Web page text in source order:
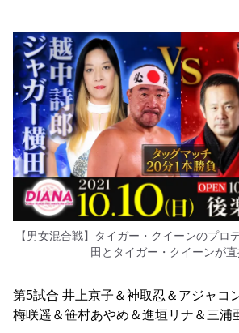
【男女混合戦】タイガー・クイーンのプロ
田とタイガー・クイーンが
第5試合 井上京子＆神取忍＆アジャコ
梅咲遥＆笹村あやめ＆進垣リナ＆三浦